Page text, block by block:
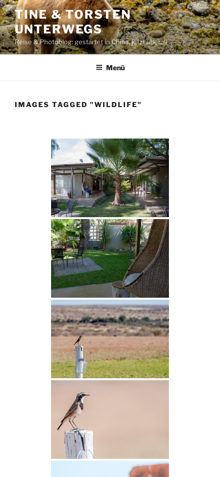
Zum
Inhalt
springen
TINE & TORSTEN
UNTERWEGS
Reise & Photoblog: gestartet in China, jetzt überall
Menü
IMAGES TAGGED "WILDLIFE"